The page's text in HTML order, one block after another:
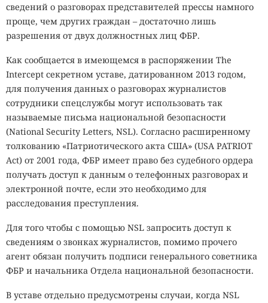
сведений о разговорах представителей прессы намного
проще, чем других граждан – достаточно лишь
разрешения от двух должностных лиц ФБР.
Как сообщается в имеющемся в распоряжении The
Intercept секретном уставе, датированном 2013 годом,
для получения данных о разговорах журналистов
сотрудники спецслужбы могут использовать так
называемые письма национальной безопасности
(National Security Letters, NSL). Согласно расширенному
толкованию «Патриотического акта США» (USA PATRIOT
Act) от 2001 года, ФБР имеет право без судебного ордера
получать доступ к данным о телефонных разговорах и
электронной почте, если это необходимо для
расследования преступления.
Для того чтобы с помощью NSL запросить доступ к
сведениям о звонках журналистов, помимо прочего
агент обязан получить подписи генерального советника
ФБР и начальника Отдела национальной безопасности.
В уставе отдельно предусмотрены случаи, когда NSL